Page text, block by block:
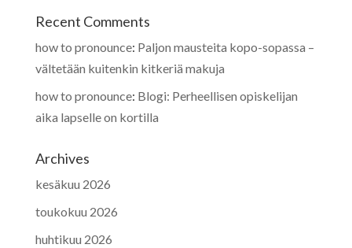
Recent Comments
how to pronounce: Paljon mausteita kopo-sopassa –
vältetään kuitenkin kitkeriä makuja
how to pronounce: Blogi: Perheellisen opiskelijan
aika lapselle on kortilla
Archives
kesäkuu 2026
toukokuu 2026
huhtikuu 2026